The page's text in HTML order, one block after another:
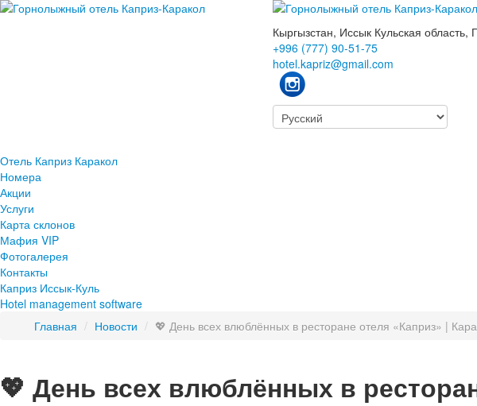
Кыргызстан, Иссык Кульская
+996 (777) 90-51-75
hotel.kapriz@gmail.com
Отель Каприз Каракол
Номера
Акции
Услуги
Карта склонов
Мафия VIP
Фотогалерея
Контакты
Каприз Иссык-Куль
Hotel management software
Главная / Новости / 💖 День всех влюблённых в ресторане отеля «Каприз» |
💖 День всех влюблённых в